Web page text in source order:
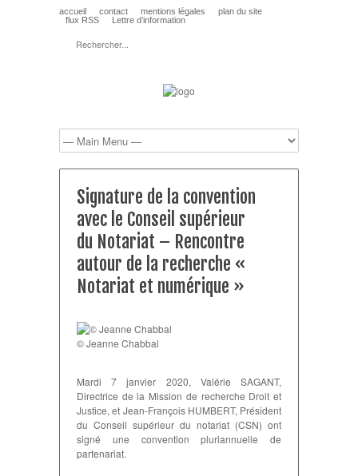
accueil contact mentions légales
plan du site
flux RSS
Lettre d’information
Signature de la convention
avec le Conseil supérieur
du Notariat – Rencontre
autour de la recherche «
Notariat et numérique »
© Jeanne Chabbal
Mardi 7 janvier 2020, Valérie SAGANT,
Directrice de la Mission de recherche Droit et
Justice, et Jean-François HUMBERT, Président
du Conseil supérieur du notariat (CSN) ont
signé une convention pluriannuelle de
partenariat.